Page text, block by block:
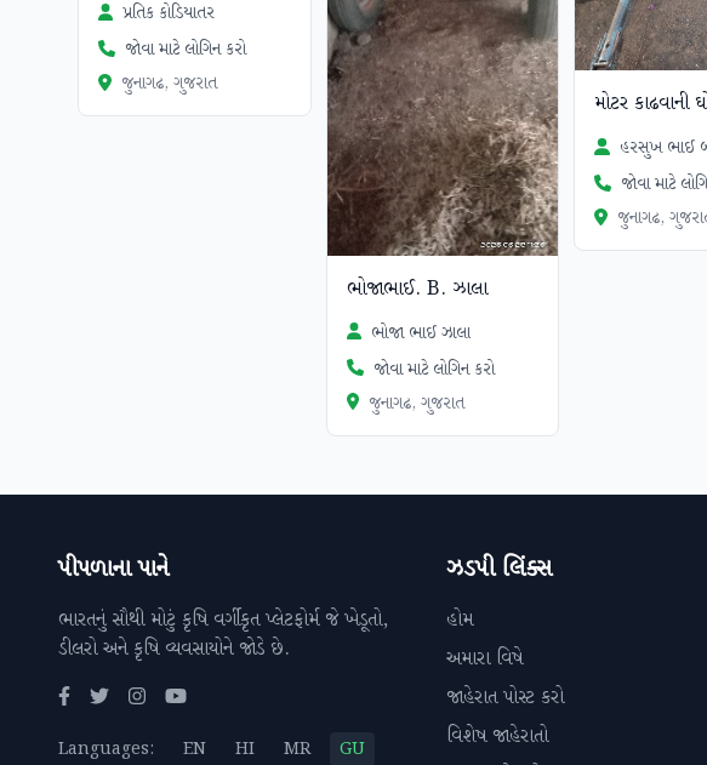
પ્રતિક કોડિયાતર
જોવા માટે લોગિન કરો
જુનાગઢ, ગુજરાત
ભોજાભાઈ. B. ઝાલા
ભોજા ભાઈ ઝાલા
જોવા માટે લોગિન કરો
જુનાગઢ, ગુજરાત
હરસુખ ભાઈ
જોવા માટે
જુનાગઢ,
પીપળાના પાને
ભારતનું સૌથી મોટું કૃષિ વર્ગીકૃત પ્લેટફોર્મ જે ખેડૂતો,
ડીલરો અને કૃષિ વ્યવસાયોને જોડે છે.
Languages: EN HI MR GU
ઝડપી લિંક્સ
હોમ
અમારા વિષે
જાહેરાત પોસ્ટ કરો
વિશેષ જાહેરાતો